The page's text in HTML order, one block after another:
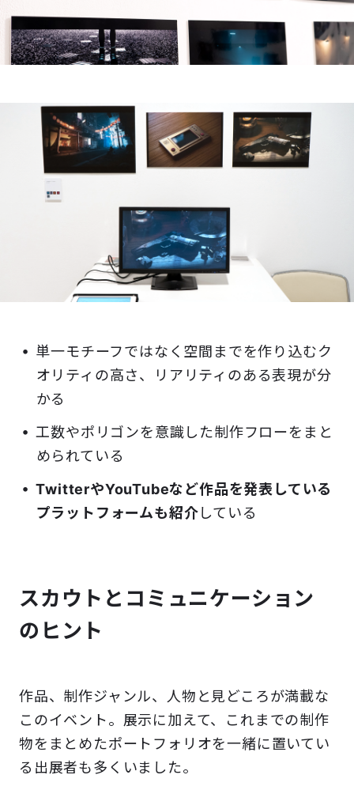
単一モチーフではなく空間までを作り込むク
オリティの高さ、リアリティのある表現が分
かる
工数やポリゴンを意識した制作フローをまと
められている
TwitterやYouTubeなど作品を発表している
プラットフォームも紹介している
スカウトとコミュニケーション
のヒント
作品、制作ジャンル、人物と見どころが満載な
このイベント。展示に加えて、これまでの制作
物をまとめたポートフォリオを一緒に置いてい
る出展者も多くいました。